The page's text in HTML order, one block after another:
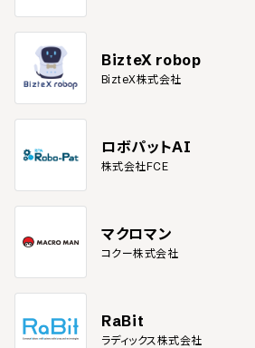
BizteX robop
BizteX株式会社
ロボパットAI
株式会社FCE
マクロマン
コクー株式会社
RaBit
ラディックス株式会社